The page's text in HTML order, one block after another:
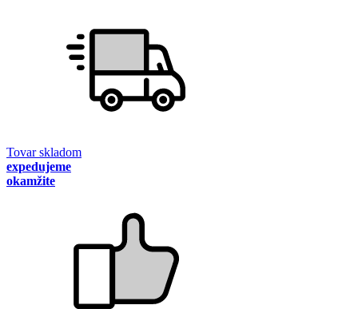
Tovar skladom
expedujeme
okamžite